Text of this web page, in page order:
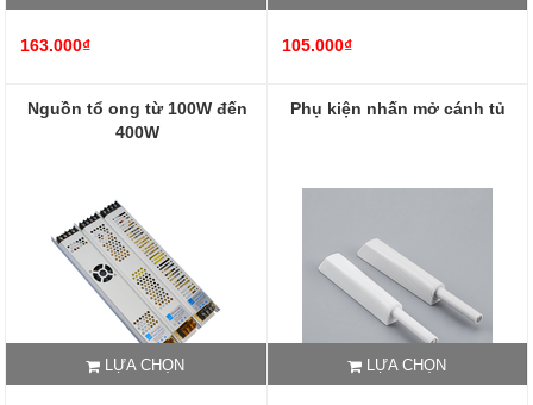
163.000₫ 105.000₫
Nguồn tổ ong từ 100W đến
400W
LỰA CHỌN
Phụ kiện nhấn mở cánh tủ
LỰA CHỌN